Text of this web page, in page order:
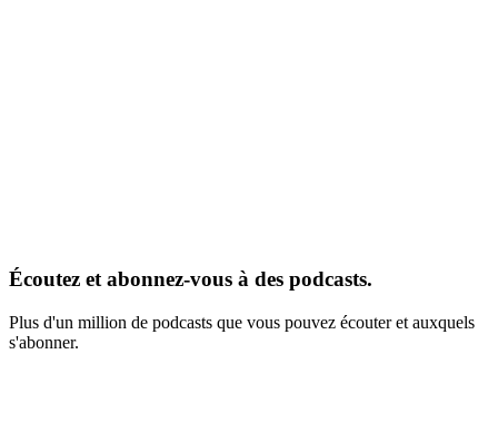
Écoutez et abonnez-vous à des podcasts.
Plus d'un million de podcasts que vous pouvez écouter et auxquels
s'abonner.